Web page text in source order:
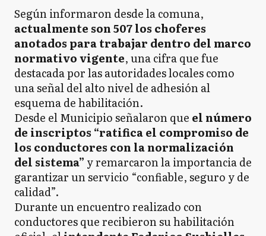
Según informaron desde la comuna,
actualmente son 507 los choferes
anotados para trabajar dentro del marco
normativo vigente, una cifra que fue
destacada por las autoridades locales como
una señal del alto nivel de adhesión al
esquema de habilitación.
Desde el Municipio señalaron que el número
de inscriptos “ratifica el compromiso de
los conductores con la normalización
del sistema” y remarcaron la importancia de
garantizar un servicio “confiable, seguro y de
calidad”.
Durante un encuentro realizado con
conductores que recibieron su habilitación